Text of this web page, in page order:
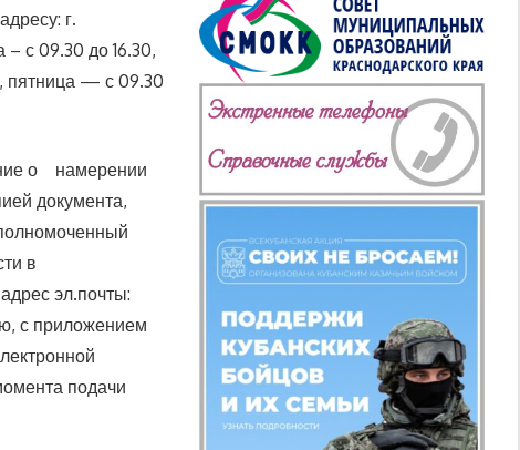
г.
– с 09.30 до 16.30,
пятница — с 09.30
о намерении
документа,
в
эл.почты:
с приложением
подачи